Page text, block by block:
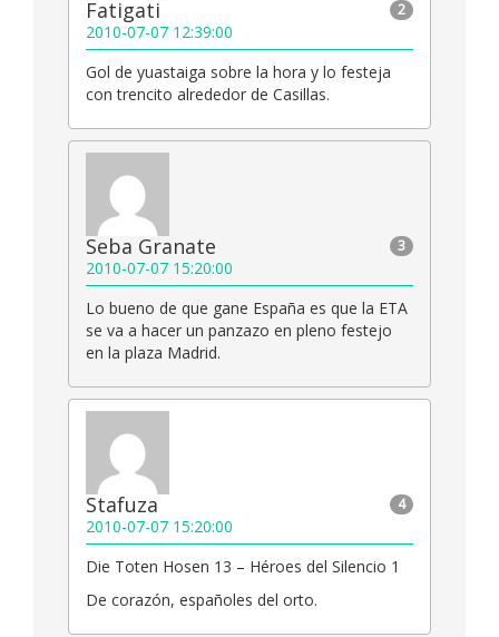
2
Fatigati
2010-07-07 12:39:00
Gol de yuastaiga sobre la hora y lo festeja
con trencito alrededor de Casillas.
3
Seba Granate
2010-07-07 15:20:00
Lo bueno de que gane España es que la ETA
se va a hacer un panzazo en pleno festejo
en la plaza Madrid.
4
Stafuza
2010-07-07 15:20:00
Die Toten Hosen 13 – Héroes del Silencio 1
De corazón, españoles del orto.